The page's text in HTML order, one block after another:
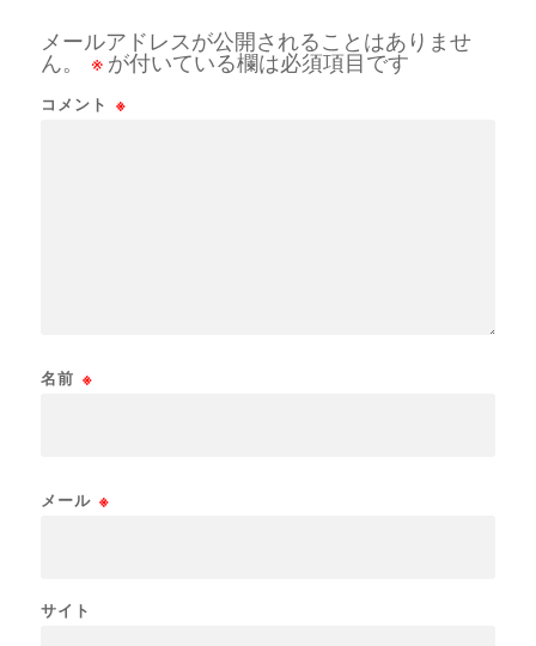
メールアドレスが公開されることはありませ
ん。
※ が付いている欄は必須項目です
コメント ※
名前 ※
メール ※
サイト